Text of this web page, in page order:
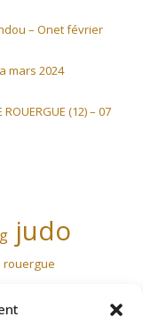
– Onet février
mars 2024
(12) – 07
judo
rouergue